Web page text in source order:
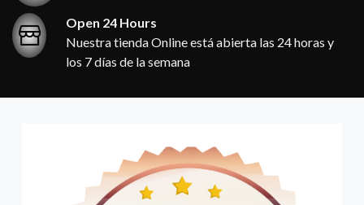
Open 24 Hours
Nuestra tienda Online está abierta las 24 horas y
los 7 días de la semana